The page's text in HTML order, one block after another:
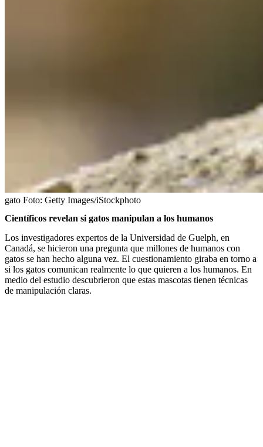
gato Foto: Getty Images/iStockphoto
Científicos revelan si gatos manipulan a los humanos
Los investigadores expertos de la Universidad de Guelph, en
Canadá, se hicieron una pregunta que millones de humanos con
gatos se han hecho alguna vez. El cuestionamiento giraba en torno a
si los gatos comunican realmente lo que quieren a los humanos. En
medio del estudio descubrieron que estas mascotas tienen técnicas
de manipulación claras.